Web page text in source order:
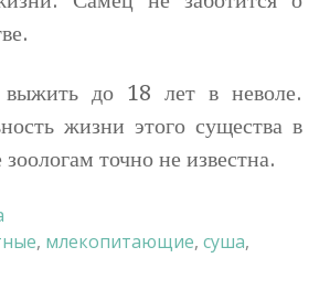
до 18 лет в неволе.
жизни этого существа в
точно не известна.
, млекопитающие, суша,